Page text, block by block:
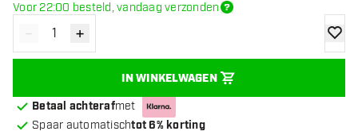
Voor 22:00 besteld, vandaag verzonden
Verminder hoeveelheid
- Verhoog hoeveelheid
+
IN WINKELWAGEN
Betaal achterafmet
Spaar automatischtot 6% korting